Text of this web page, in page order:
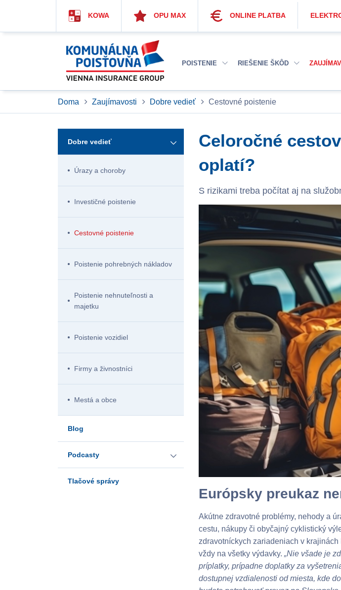
KOWA OPU MAX ONLINE PLATBA
POISTENIE RIEŠENIE ŠKÔD
Doma Zaujímavosti Dobre vedieť Cestovné poistenie
Dobre vedieť
Úrazy a choroby
Investičné poistenie
Cestovné poistenie
Poistenie pohrebných nákladov
Poistenie nehnuteľnosti a
majetku
Poistenie vozidiel
Firmy a živnostníci
Mestá a obce
Blog
Podcasty
30 rokov s vami
Tlačové správy
Celoročné
oplatí?
S rizikami treba počítat aj na
Európsky preukaz
Akútne zdravotné problémy, nehody a
cestu, nákupy či obyčajný cyklistický
zdravotníckych zariadeniach v
vždy na všetky výdavky. „Nie všade je
príplatky, prípadne doplatky za
dostupnej vzdialenosti od miesta, kde